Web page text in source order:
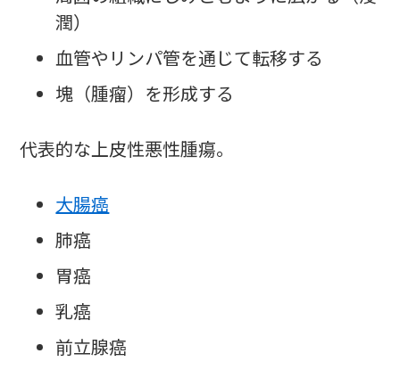
潤）
血管やリンパ管を通じて転移する
塊（腫瘤）を形成する
代表的な上皮性悪性腫瘍。
大腸癌
肺癌
胃癌
乳癌
前立腺癌